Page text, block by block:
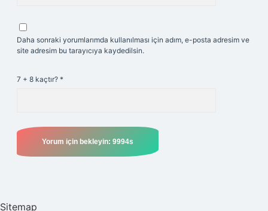
Daha sonraki yorumlarımda kullanılması için adım, e-posta adresim ve
site adresim bu tarayıcıya kaydedilsin.
7 + 8 kaçtır? *
Sitemap